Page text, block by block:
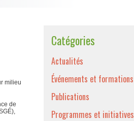
milieu
de
Catégories
Actualités
Événements et formations
Publications
Programmes et initiatives